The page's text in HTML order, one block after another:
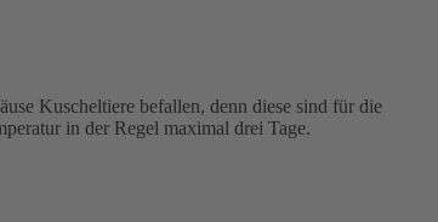
Kuscheltiere befallen, denn diese sind für die
in der Regel maximal drei Tage.